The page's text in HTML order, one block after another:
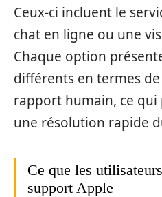
Ceux-ci incluent le
chat en ligne ou une
Chaque option
différents en termes
rapport humain, ce
une résolution rapide
Ce que les
support Apple